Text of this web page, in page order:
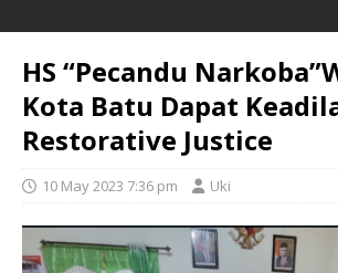
HS “Pecandu
Kota Batu Dapat
Restorative Justice
10 May 2023 7:36 pm Uki